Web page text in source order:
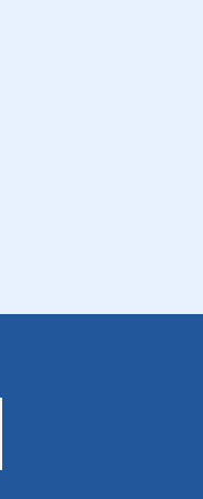
Ê-li-mi-a